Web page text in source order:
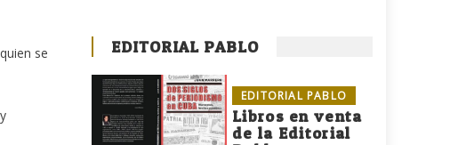
se
y
EDITORIAL PABLO
EDITORIAL PABLO
Libros en venta
de la Editorial